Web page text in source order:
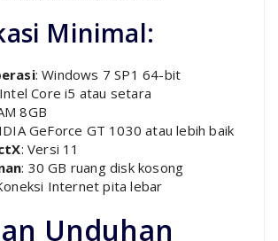
Minimal:
: Windows 7 SP1 64-bit
Core i5 atau setara
8GB
GeForce GT 1030 atau lebih baik
: Versi 11
: 30 GB ruang disk kosong
Internet pita lebar
Unduhan